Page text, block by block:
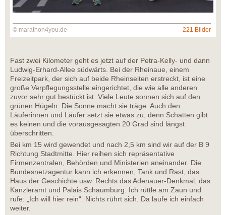
© marathon4you.de 221 Bilder
Fast zwei Kilometer geht es jetzt auf der Petra-Kelly- und dann
Ludwig-Erhard-Allee südwärts. Bei der Rheinaue, einem
Freizeitpark, der sich auf beide Rheinseiten erstreckt, ist eine
große Verpflegungsstelle eingerichtet, die wie alle anderen
zuvor sehr gut bestückt ist. Viele Leute sonnen sich auf den
grünen Hügeln. Die Sonne macht sie träge. Auch den
Läuferinnen und Läufer setzt sie etwas zu, denn Schatten gibt
es keinen und die vorausgesagten 20 Grad sind längst
überschritten.
Bei km 15 wird gewendet und nach 2,5 km sind wir auf der B 9
Richtung Stadtmitte. Hier reihen sich repräsentative
Firmenzentralen, Behörden und Ministerien aneinander. Die
Bundesnetzagentur kann ich erkennen, Tank und Rast, das
Haus der Geschichte usw. Rechts das Adenauer-Denkmal, das
Kanzleramt und Palais Schaumburg. Ich rüttle am Zaun und
rufe: „Ich will hier rein“. Nichts rührt sich. Da laufe ich einfach
weiter.